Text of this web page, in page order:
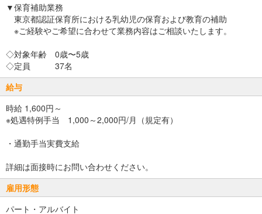
▼保育補助業務
東京都認証保育所における乳幼児の保育および教育の補助
※ご経験やご希望に合わせて業務内容はご相談いたします。
◇対象年齢 0歳〜5歳
◇定員 37名
給与
時給 1,600円～
※処遇特例手当 1,000～2,000円/月（規定有）
・通勤手当実費支給
詳細は面接時にお問い合わせください。
雇用形態
パート・アルバイト